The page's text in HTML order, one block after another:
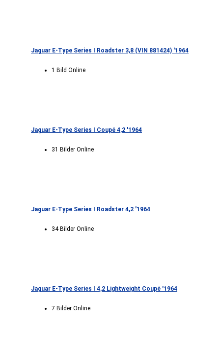
Jaguar E-Type Series I Roadster 3,8 (VIN 881424) '1964
1 Bild Online
Jaguar E-Type Series I Coupé 4,2 '1964
31 Bilder Online
Jaguar E-Type Series I Roadster 4,2 '1964
34 Bilder Online
Jaguar E-Type Series I 4,2 Lightweight Coupé '1964
7 Bilder Online